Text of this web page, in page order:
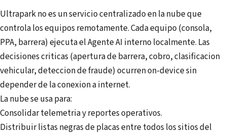
Ultrapark no es un servicio centralizado en la nube que
controla los equipos remotamente. Cada equipo (consola,
PPA, barrera) ejecuta el Agente AI interno localmente. Las
decisiones criticas (apertura de barrera, cobro, clasificacion
vehicular, deteccion de fraude) ocurren on-device sin
depender de la conexion a internet.
La nube se usa para:
Consolidar telemetria y reportes operativos.
Distribuir listas negras de placas entre todos los sitios del